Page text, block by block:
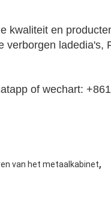
kwaliteit en
ladedia's,
of wechart:
van het metaalkabinet,